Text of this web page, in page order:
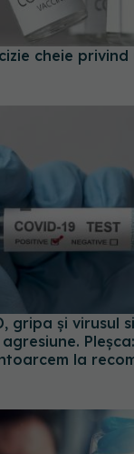
cheie
la